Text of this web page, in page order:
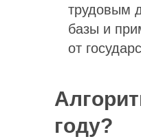
трудовым
базы и
от
году?